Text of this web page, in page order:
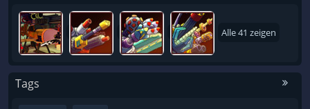
Alle 41 zeigen
Tags